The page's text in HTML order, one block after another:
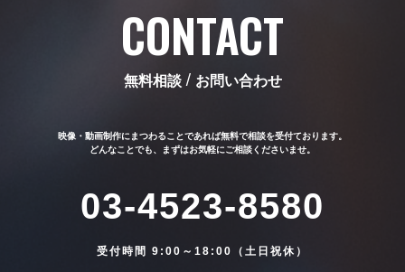
CONTACT
無料相談 / お問い合わせ
映像・動画制作にまつわることであれば無料で相談を受付ております。
どんなことでも、まずはお気軽にご相談くださいませ。
03-4523-8580
受付時間 9:00～18:00（土日祝休）